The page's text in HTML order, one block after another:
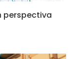
perspectiva